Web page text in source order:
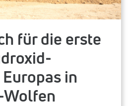
für die erste
in